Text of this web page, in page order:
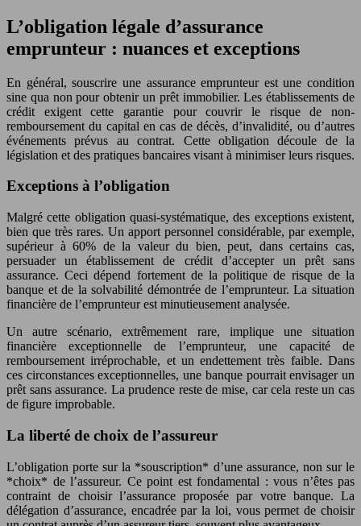
L’obligation légale d’assurance
emprunteur : nuances et exceptions
En général, souscrire une assurance emprunteur est une condition
sine qua non pour obtenir un prêt immobilier. Les établissements de
crédit exigent cette garantie pour couvrir le risque de non-
remboursement du capital en cas de décès, d’invalidité, ou d’autres
événements prévus au contrat. Cette obligation découle de la
législation et des pratiques bancaires visant à minimiser leurs risques.
Exceptions à l’obligation
Malgré cette obligation quasi-systématique, des exceptions existent,
bien que très rares. Un apport personnel considérable, par exemple,
supérieur à 60% de la valeur du bien, peut, dans certains cas,
persuader un établissement de crédit d’accepter un prêt sans
assurance. Ceci dépend fortement de la politique de risque de la
banque et de la solvabilité démontrée de l’emprunteur. La situation
financière de l’emprunteur est minutieusement analysée.
Un autre scénario, extrêmement rare, implique une situation
financière exceptionnelle de l’emprunteur, une capacité de
remboursement irréprochable, et un endettement très faible. Dans
ces circonstances exceptionnelles, une banque pourrait envisager un
prêt sans assurance. La prudence reste de mise, car cela reste un cas
de figure improbable.
La liberté de choix de l’assureur
L’obligation porte sur la *souscription* d’une assurance, non sur le
*choix* de l’assureur. Ce point est fondamental : vous n’êtes pas
contraint de choisir l’assurance proposée par votre banque. La
délégation d’assurance, encadrée par la loi, vous permet de choisir